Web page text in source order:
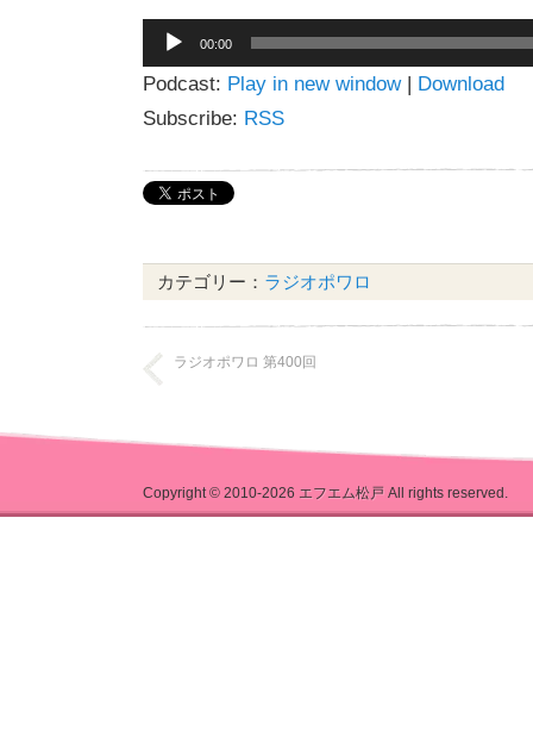
プ
レ
ヤ
ー
00:00
Podcast: Play in new window| Download
Subscribe: RSS
カテゴリー： ラジオポワロ
ラジオポワロ 第400回
Copyright © 2010-2026 エフエム松戸 All rights reserved.